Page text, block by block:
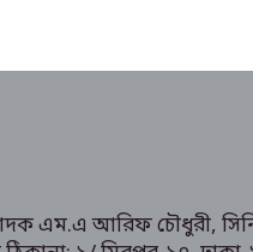
এম.এ আরিফ চৌধুরী,